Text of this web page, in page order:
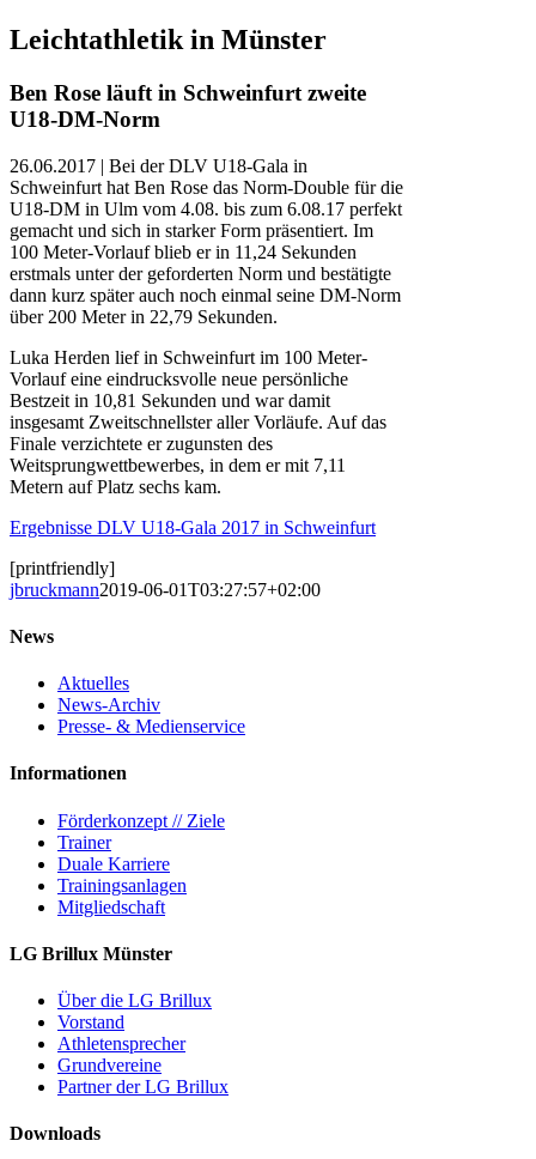
Leichtathletik in Münster
Ben Rose läuft in Schweinfurt zweite
U18-DM-Norm
26.06.2017 | Bei der DLV U18-Gala in
Schweinfurt hat Ben Rose das Norm-Double für die
U18-DM in Ulm vom 4.08. bis zum 6.08.17 perfekt
gemacht und sich in starker Form präsentiert. Im
100 Meter-Vorlauf blieb er in 11,24 Sekunden
erstmals unter der geforderten Norm und bestätigte
dann kurz später auch noch einmal seine DM-Norm
über 200 Meter in 22,79 Sekunden.
Luka Herden lief in Schweinfurt im 100 Meter-
Vorlauf eine eindrucksvolle neue persönliche
Bestzeit in 10,81 Sekunden und war damit
insgesamt Zweitschnellster aller Vorläufe. Auf das
Finale verzichtete er zugunsten des
Weitsprungwettbewerbes, in dem er mit 7,11
Metern auf Platz sechs kam.
Ergebnisse DLV U18-Gala 2017 in Schweinfurt
[printfriendly]
jbruckmann2019-06-01T03:27:57+02:00
News
Aktuelles
News-Archiv
Presse- & Medienservice
Informationen
Förderkonzept // Ziele
Trainer
Duale Karriere
Trainingsanlagen
Mitgliedschaft
LG Brillux Münster
Über die LG Brillux
Vorstand
Athletensprecher
Grundvereine
Partner der LG Brillux
Downloads